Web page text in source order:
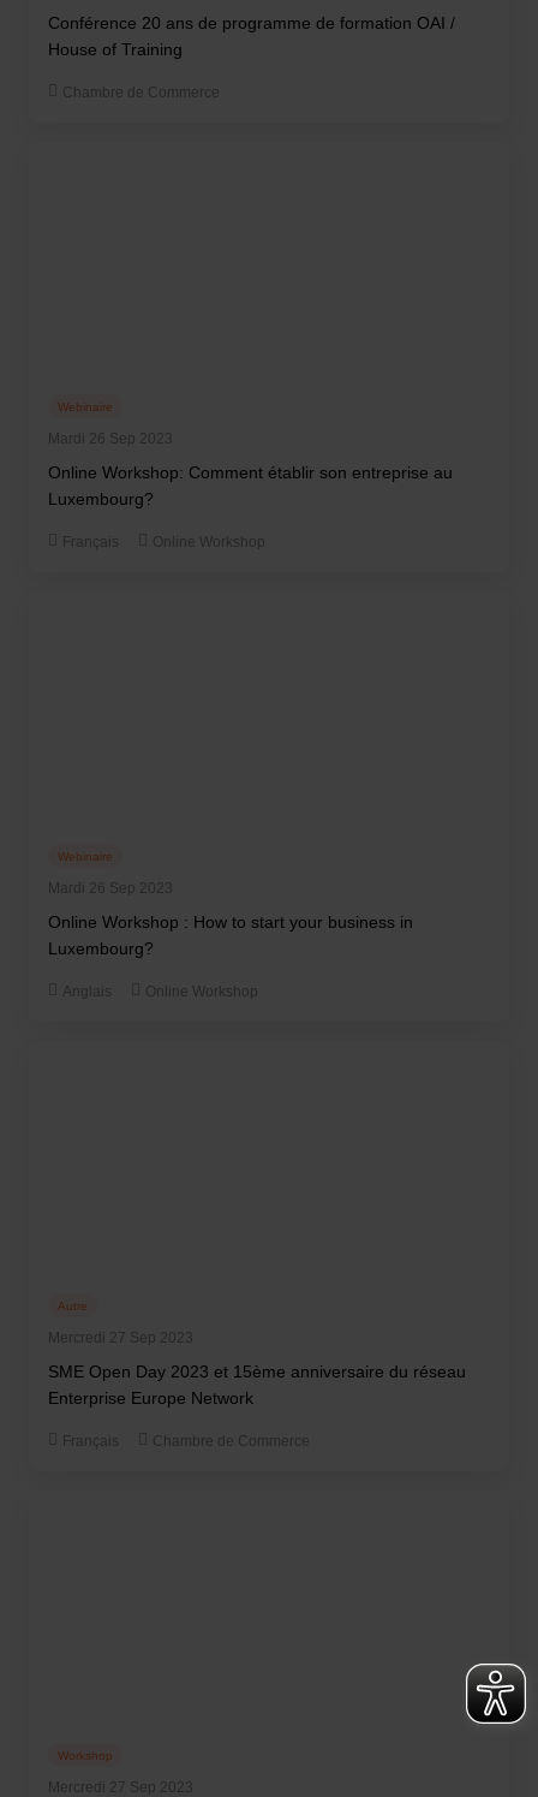
Conférence 20 ans de programme de formation OAI /
House of Training
Chambre de Commerce
Mardi 26 Sep 2023
Webinaire
Online Workshop: Comment établir son entreprise au
Luxembourg?
Français Online Workshop
Mardi 26 Sep 2023
Webinaire
Online Workshop : How to start your business in
Luxembourg?
Anglais Online Workshop
Mercredi 27 Sep 2023
Autre
SME Open Day 2023 et 15ème anniversaire du réseau
Enterprise Europe Network
Français Chambre de Commerce
Mercredi 27 Sep 2023
Workshop